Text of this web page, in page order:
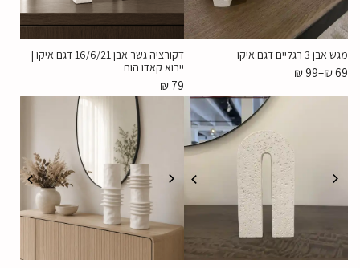
מגש אבן 3 רגליים דגם איקו
₪69
–
₪99
דקורציה גשר אבן 16/6/21 דגם איקו |
ייבוא קאדו הום
₪ 79